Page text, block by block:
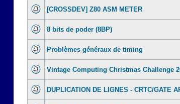
[CROSSDEV] Z80 ASM METER
8 bits de poder (8BP)
Problèmes généraux de timing
Vintage Computing Christmas Challenge
DUPLICATION DE LIGNES - CRTC/GATE